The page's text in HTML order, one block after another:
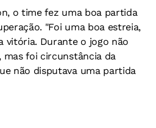
o time fez uma boa partida
"Foi uma boa estreia,
vitória. Durante o jogo não
mas foi circunstância da
não disputava uma partida